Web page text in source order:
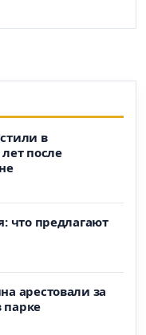
в
после
что предлагают
арестовали за
парке